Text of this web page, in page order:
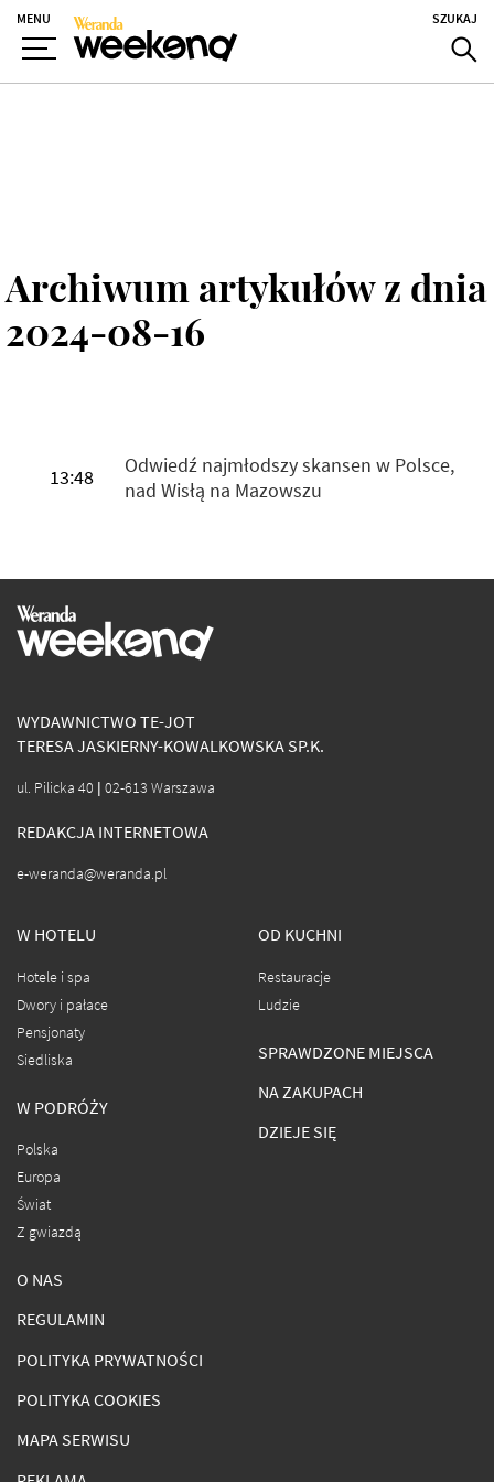
MENU SZUKAJ
Archiwum artykułów z dnia
2024-08-16
13:48
Odwiedź najmłodszy skansen w Polsce,
nad Wisłą na Mazowszu
WYDAWNICTWO TE-JOT
TERESA JASKIERNY-KOWALKOWSKA SP.K.
ul. Pilicka 40 | 02-613 Warszawa
REDAKCJA INTERNETOWA
e-weranda@weranda.pl
W HOTELU
Hotele i spa
Dwory i pałace
Pensjonaty
Siedliska
W PODRÓŻY
Polska
Europa
Świat
Z gwiazdą
OD KUCHNI
Restauracje
Ludzie
SPRAWDZONE MIEJSCA
NA ZAKUPACH
DZIEJE SIĘ
O NAS
REGULAMIN
POLITYKA PRYWATNOŚCI
POLITYKA COOKIES
MAPA SERWISU